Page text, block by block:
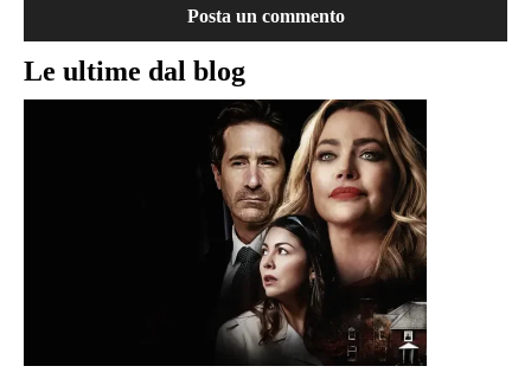
Le ultime dal blog